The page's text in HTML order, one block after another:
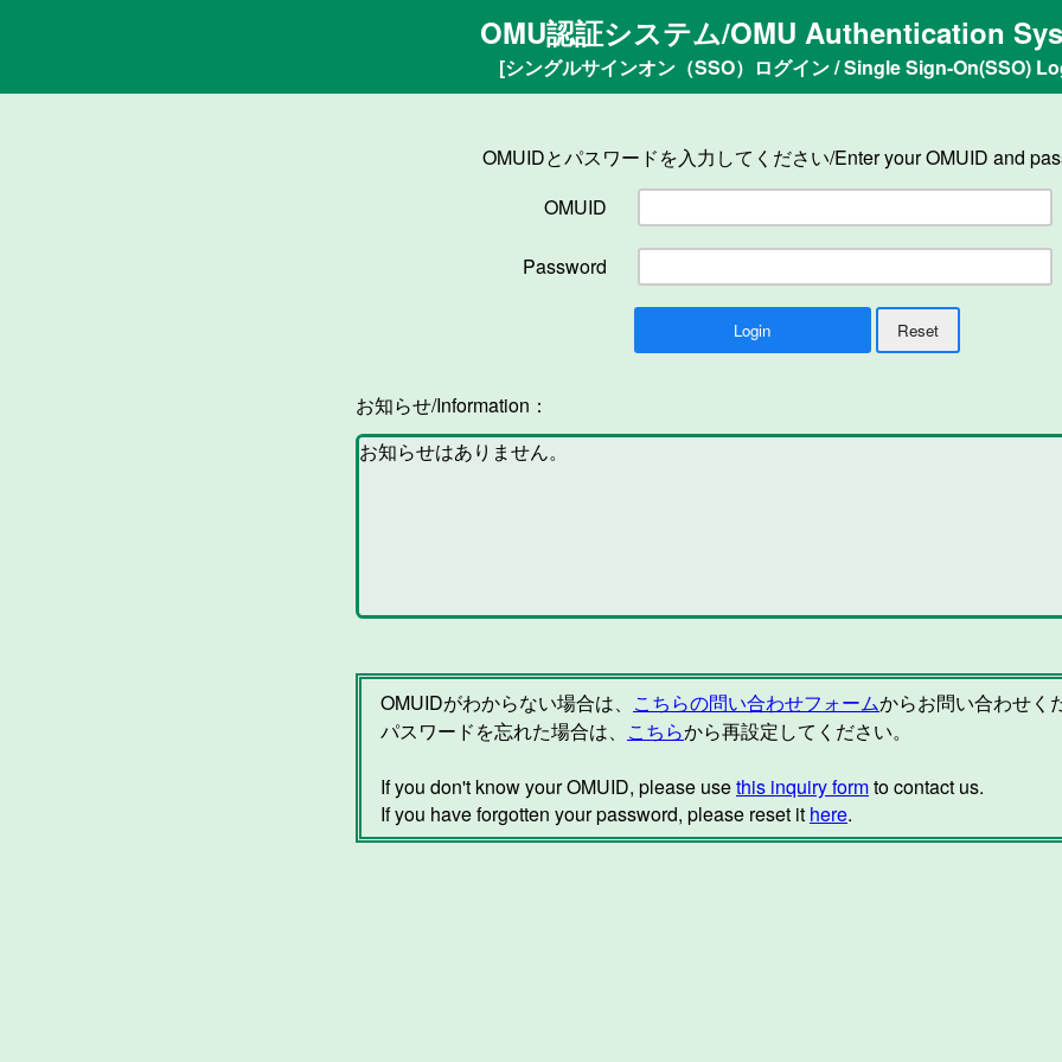
OMU認証システム/OMU Authentication
[シングルサインオン（SSO）ログイン / Single Sign-On(SSO)
OMUIDとパスワードを入力してください/Enter your OMUID and
OMUID
Password
お知らせ/Information：
OMUIDがわからない場合は、 こちらの問い合わせフォームからお問い合わせく
パスワードを忘れた場合は、 こちらから再設定してください。
If you don't know your OMUID, please usethis inquiry formto contact us.
If you have forgotten your password, please reset it here.